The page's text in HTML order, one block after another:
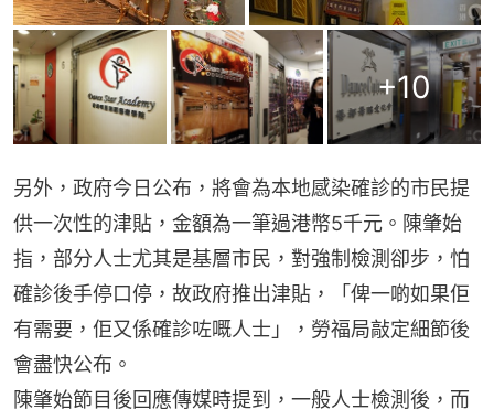
+10
另外，政府今日公布，將會為本地感染確診的市民提
供一次性的津貼，金額為一筆過港幣5千元。陳肇始
指，部分人士尤其是基層市民，對強制檢測卻步，怕
確診後手停口停，故政府推出津貼，「俾一啲如果佢
有需要，佢又係確診咗嘅人士」，勞福局敲定細節後
會盡快公布。
陳肇始節目後回應傳媒時提到，一般人士檢測後，而